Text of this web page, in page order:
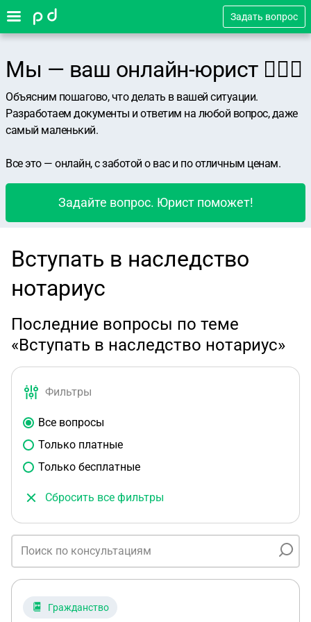
Задать вопрос
Мы — ваш онлайн-юрист 👨🏻‍⚖️
Объясним пошагово, что делать в вашей ситуации.
Разработаем документы и ответим на любой вопрос, даже
самый маленький.
Все это — онлайн, с заботой о вас и по отличным ценам.
Задайте вопрос. Юрист поможет!
Вступать в наследство
нотариус
Последние вопросы по теме
«Вступать в наследство нотариус»
Фильтры
Все вопросы
Только платные
Только бесплатные
Сбросить все фильтры
Гражданство